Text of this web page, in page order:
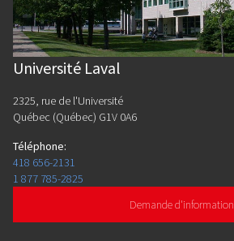
Université Laval
2325, rue de l'Université
Québec (Québec) G1V 0A6
Téléphone:
418 656-2131
1 877 785-2825
Demande d'information